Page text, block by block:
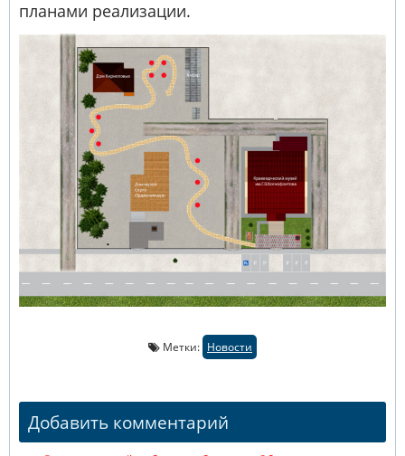
планами реализации.
Метки: Новости
Добавить комментарий